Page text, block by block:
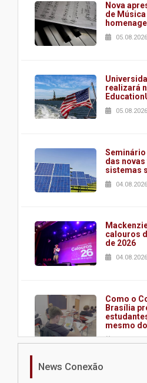
Nova
de
05.08.2026
realizará
05.08.2026
das
sistemas
04.08.2026
calouros
de 2026
04.08.2026
Como o
Brasília
mesmo
04.08.2026
News Conexão